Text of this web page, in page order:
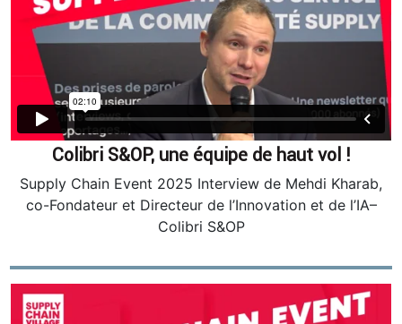
Colibri S&OP, une équipe de haut vol !
Supply Chain Event 2025 Interview de Mehdi Kharab,
co-Fondateur et Directeur de l’Innovation et de l’IA–
Colibri S&OP